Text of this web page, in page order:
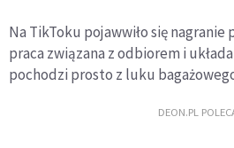
Na TikToku pojawwiło się
praca związana z odbiorem i
pochodzi prosto z luku
DEON.PL